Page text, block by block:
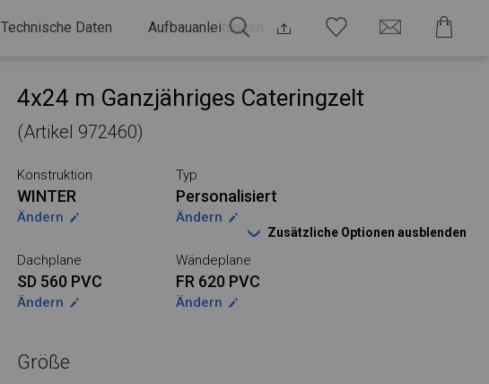
Technische Daten Aufbauanleitungen
4x24 m Ganzjähriges Cateringzelt
(Artikel 972460)
Konstruktion
WINTER
Ändern
Typ
Personalisiert
Ändern
Zusätzliche Optionen ausblenden
Dachplane
SD 560 PVC
Ändern
Wändeplane
FR 620 PVC
Ändern
Größe